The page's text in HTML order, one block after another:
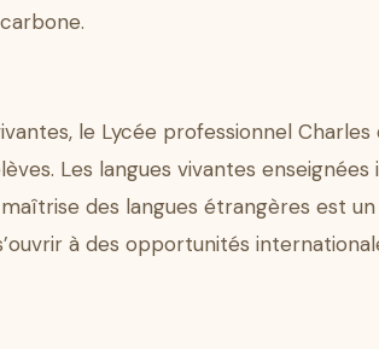
le Lycée professionnel
Les langues vivantes
des langues étrangères est
à des opportunités